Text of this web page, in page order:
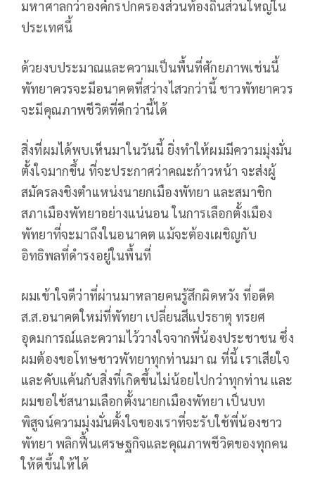
มหาศาลกว่าองค์กรปกครองส่วนท้องถิ่นส่วนใหญ่ใน
ประเทศนี้
ด้วยงบประมาณและความเป็นพื้นที่ศักยภาพเช่นนี้
พัทยาควรจะมีอนาคตที่สว่างไสวกว่านี้ ชาวพัทยาควร
จะมีคุณภาพชีวิตที่ดีกว่านี้ได้
สิ่งที่ผมได้พบเห็นมาในวันนี้ ยิ่งทำให้ผมมีความมุ่งมั่น
ตั้งใจมากขึ้น ที่จะประกาศว่าคณะก้าวหน้า จะส่งผู้
สมัครลงชิงตำแหน่งนายกเมืองพัทยา และสมาชิก
สภาเมืองพัทยาอย่างแน่นอน ในการเลือกตั้งเมือง
พัทยาที่จะมาถึงในอนาคต แม้จะต้องเผชิญกับ
อิทธิพลที่ดำรงอยู่ในพื้นที่
ผมเข้าใจดีว่าที่ผ่านมาหลายคนรู้สึกผิดหวัง ที่อดีต
ส.ส.อนาคตใหม่ที่พัทยา เปลี่ยนสีแปรธาตุ ทรยศ
อุดมการณ์และความไว้วางใจจากพี่น้องประชาชน ซึ่ง
ผมต้องขอโทษชาวพัทยาทุกท่านมา ณ ที่นี้ เราเสียใจ
และคับแค้นกับสิ่งที่เกิดขึ้นไม่น้อยไปกว่าทุกท่าน และ
ผมขอใช้สนามเลือกตั้งนายกเมืองพัทยา เป็นบท
พิสูจน์ความมุ่งมั่นตั้งใจของเราที่จะรับใช้พี่น้องชาว
พัทยา พลิกฟื้นเศรษฐกิจและคุณภาพชีวิตของทุกคน
ให้ดีขึ้นให้ได้